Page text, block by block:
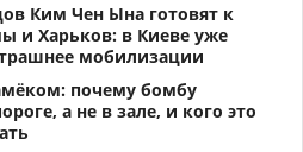
Ким Чен Ына готовят к
и Харьков: в Киеве уже
мобилизации
почему бомбу
а не в зале, и кого это